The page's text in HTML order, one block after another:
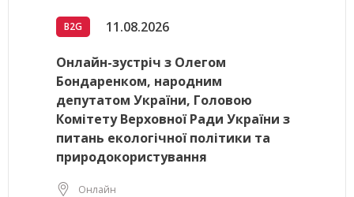
B2G 11.08.2026
Онлайн-зустріч з Олегом
Бондаренком, народним
депутатом України, Головою
Комітету Верховної Ради України з
питань екологічної політики та
природокористування
Онлайн